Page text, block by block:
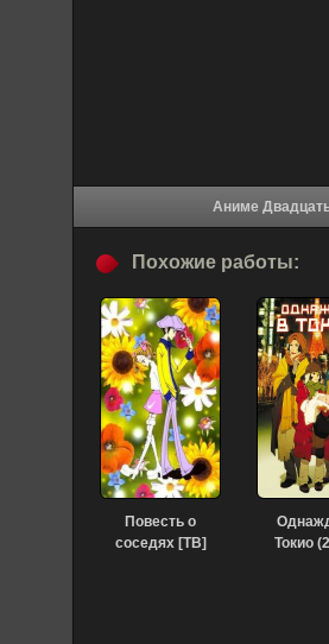
Похожие работы:
Повесть о
соседях [ТВ]
Токио